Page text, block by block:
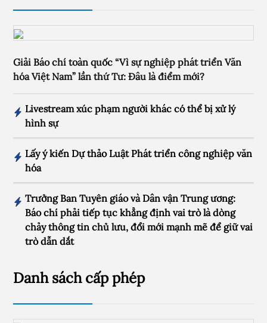
Giải Báo chí toàn quốc “Vì sự nghiệp phát triển Văn
hóa Việt Nam” lần thứ Tư: Đâu là điểm mới?
Livestream xúc phạm người khác có thể bị xử lý
hình sự
Lấy ý kiến Dự thảo Luật Phát triển công nghiệp văn
hóa
Trưởng Ban Tuyên giáo và Dân vận Trung ương:
Báo chí phải tiếp tục khẳng định vai trò là dòng
chảy thông tin chủ lưu, đổi mới mạnh mẽ để giữ vai
trò dẫn dắt
Danh sách cấp phép